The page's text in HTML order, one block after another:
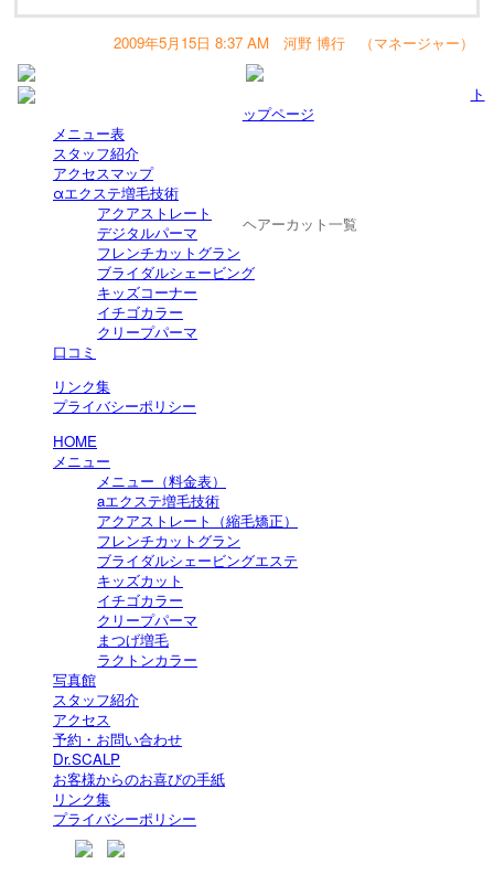
2009年5月15日 8:37 AM 河野 博行 （マネージャー）
ト
ップページ
メニュー表
スタッフ紹介
アクセスマップ
αエクステ増毛技術
ヘアーカット一覧
アクアストレート
デジタルパーマ
フレンチカットグラン
ブライダルシェービング
キッズコーナー
イチゴカラー
クリープパーマ
口コミ
リンク集
プライバシーポリシー
HOME
メニュー
メニュー（料金表）
aエクステ増毛技術
アクアストレート（縮毛矯正）
フレンチカットグラン
ブライダルシェービングエステ
キッズカット
イチゴカラー
クリープパーマ
まつげ増毛
ラクトンカラー
写真館
スタッフ紹介
アクセス
予約・お問い合わせ
Dr.SCALP
お客様からのお喜びの手紙
リンク集
プライバシーポリシー